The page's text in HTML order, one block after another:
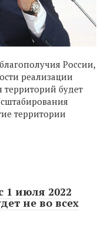
России,
реализации
территорий будет
территории
1 июля 2022
не во всех